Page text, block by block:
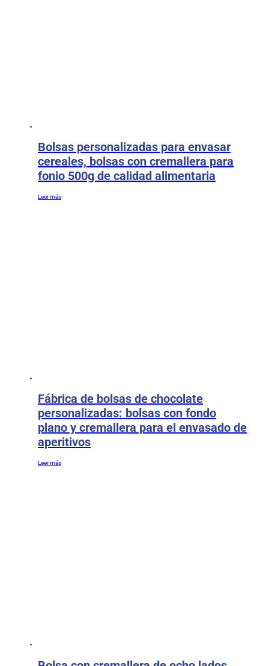
Bolsas personalizadas para envasar
cereales, bolsas con cremallera para
fonio 500g de calidad alimentaria
Leer más
Fábrica de bolsas de chocolate
personalizadas: bolsas con fondo
plano y cremallera para el envasado de
aperitivos
Leer más